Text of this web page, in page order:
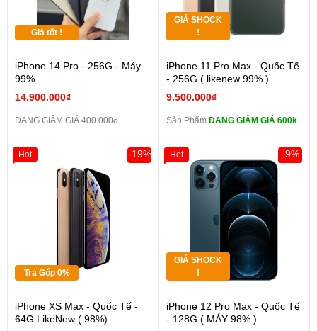
Giá tốt !
iPhone 14 Pro - 256G - Máy
99%
14.900.000₫
ĐANG GIẢM GIÁ 400.000đ
GIÁ SHOCK
!
iPhone 11 Pro Max - Quốc Tế
- 256G ( likenew 99% )
9.500.000₫
Sản Phẩm ĐANG GIẢM GIÁ 600k
Trả Góp 0%
iPhone XS Max - Quốc Tế -
64G LikeNew ( 98%)
-19%
Hot
GIÁ SHOCK
!
iPhone 12 Pro Max - Quốc Tế
- 128G ( MÁY 98% )
-9%
Hot